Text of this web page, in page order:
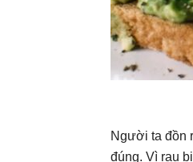
Người ta đồn
đúng. Vì rau